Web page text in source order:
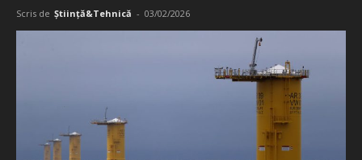
Scris de Știință&Tehnică - 03/02/2026